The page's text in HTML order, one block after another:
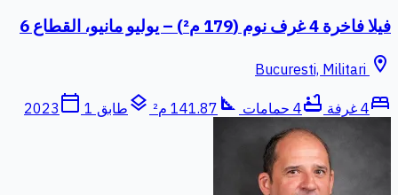
فيلا فاخرة 4 غرف نوم (179 م²) – يوليو مانيو، القطاع 6
location_on
bed4 غرفة bathtub4 حمامات square_foot 141.87 م² layers طابق 1 calendar_today
2023